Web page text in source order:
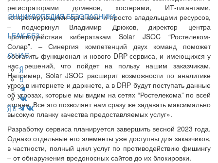
ЭНЦИКЛОПЕДИЯ БЕЗОПАСНИКА
LEAK-БЕЗ
О НАС
регистраторами доменов, хостерами, ИТ-гигантами,
контролирующими органами и просто владельцами ресурсов,
– подчеркнул Владимир Дрюков, директор центра
противодействия кибератакам Solar JSOC “Ростелеком-
Солар”. – Синергия компетенций двух команд поможет
обогатить функционал и нового DRP-сервиса, и имеющихся у
нас решений, что пойдет на пользу нашим заказчикам.
Например, Solar JSOC расширит возможности по аналитике
угроз в интернете и даркнете, а в DRP будут поступать данные
об угрозах, которые мы видим на сетях “Ростелекома” по всей
стране. Все это позволяет нам сразу же задавать максимально
высокую планку качества предоставляемых услуг».
Разработку сервиса планируется завершить весной 2023 года.
Однако отдельные его элементы уже доступны для заказчиков,
в частности, полный цикл услуг по противодействию фишингу
– от обнаружения вредоносных сайтов до их блокировки.